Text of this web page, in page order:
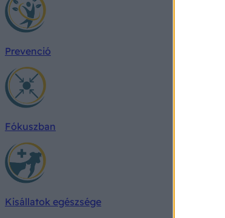
Prevenció
Fókuszban
Kisállatok egészsége